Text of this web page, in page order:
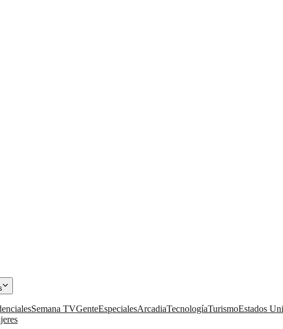
Semana TVGenteEspecialesArcadiaTecnologíaTurismoEstados